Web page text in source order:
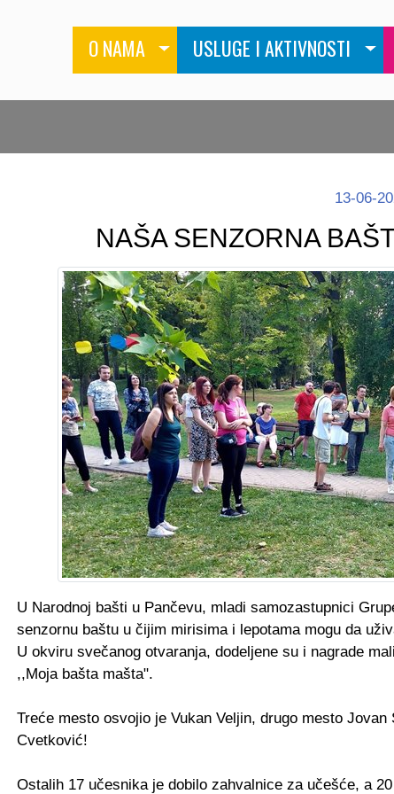
O NAMA USLUGE I AKTIVNOSTI
13-06-
NAŠA SENZORNA
U Narodnoj bašti u Pančevu, mladi samozastupnici
senzornu baštu u čijim mirisima i lepotama mogu da
U okviru svečanog otvaranja, dodeljene su i nagrade
,,Moja bašta mašta".
Treće mesto osvojio je Vukan Veljin, drugo mesto
Cvetković!
Ostalih 17 učesnika je dobilo zahvalnice za učešće, a